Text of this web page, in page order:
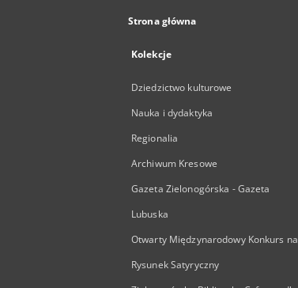
Strona główna
Kolekcje
Dziedzictwo kulturowe
Nauka i dydaktyka
Regionalia
Archiwum Kresowe
Gazeta Zielonogórska - Gazeta
Lubuska
Otwarty Międzynarodowy Konkurs na
Rysunek Satyryczny